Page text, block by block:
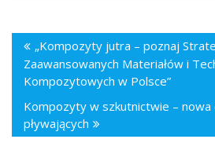
„Kompozyty jutra – poznaj
Zaawansowanych Materiałów i
Kompozytowych w Polsce”
Kompozyty w szkutnictwie –
pływających